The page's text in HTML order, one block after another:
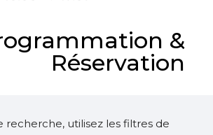
&
Réservation
recherche, utilisez les filtres de